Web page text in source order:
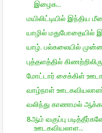
இழைக...
மயிலிட்டியில் இந்திய
யாழில் மதுபோதையில்
யாழ். பல்கலையில்
புத்தளத்தில்
மோட்டார் சைக்கிள்
வாழ்நாள்
வலிந்து காணாமல்
8ஆம் வகுப்பு
ஊடகவியலாள...